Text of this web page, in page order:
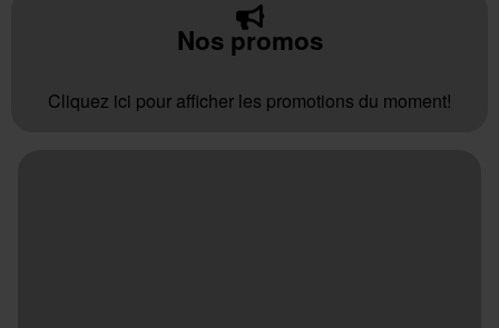
Nos promos
Cliquez ici pour afficher les promotions du moment!